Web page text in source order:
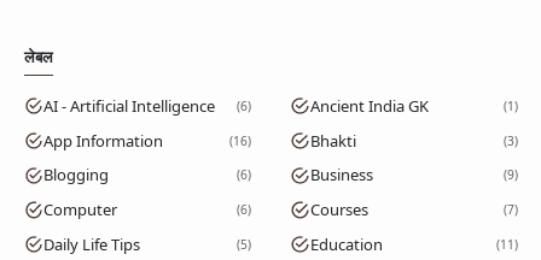
लेबल
AI - Artificial Intelligence 6 Ancient India GK 1
App Information 16 Bhakti 3
Blogging 6 Business 9
Computer 6 Courses 7
Daily Life Tips 5 Education 11